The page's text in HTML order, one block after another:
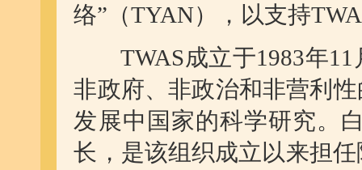
络”（TYAN），以支持
TWAS成立于1983年11
非政府、非政治和非营利
发展中国家的科学研究。
长，是该组织成立以来担